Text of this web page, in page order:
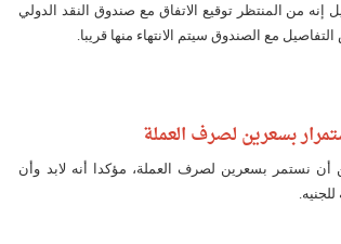
من المنتظر توقيع الاتفاق مع صندوق النقد الدولي
مع الصندوق سيتم الانتهاء منها قريبا.
بسعرين لصرف العملة
نستمر بسعرين لصرف العملة، مؤكدا أنه لابد وأن